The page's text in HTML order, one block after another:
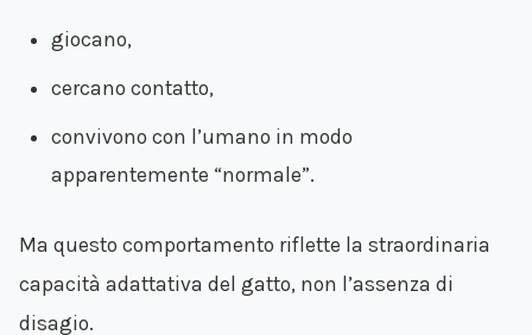
giocano,
cercano contatto,
convivono con l’umano in modo
apparentemente “normale”.
Ma questo comportamento riflette la straordinaria
capacità adattativa del gatto, non l’assenza di
disagio.